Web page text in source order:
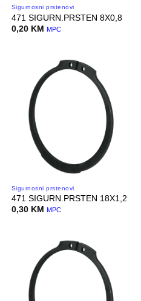
Sigurnosni prstenovi
471 SIGURN.PRSTEN 8X0,8
0,20 KM MPC
Sigurnosni prstenovi
471 SIGURN.PRSTEN 18X1,2
0,30 KM MPC